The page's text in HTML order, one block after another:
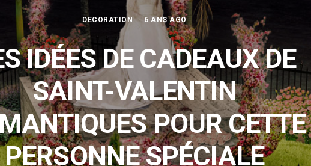
DECORATION 6 ANS AGO
IDÉES DE CADEAUX DE
SAINT-VALENTIN
POUR CETTE
PERSONNE SPÉCIALE